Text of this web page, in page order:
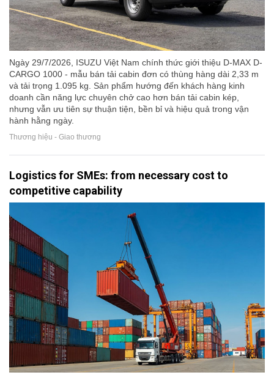
Ngày 29/7/2026, ISUZU Việt Nam chính thức giới thiệu D-MAX D-
CARGO 1000 - mẫu bán tải cabin đơn có thùng hàng dài 2,33 m
và tải trọng 1.095 kg. Sản phẩm hướng đến khách hàng kinh
doanh cần năng lực chuyên chở cao hơn bán tải cabin kép,
nhưng vẫn ưu tiên sự thuận tiện, bền bỉ và hiệu quả trong vận
hành hằng ngày.
Thương hiệu - Giao thương
Logistics for SMEs: from necessary cost to
competitive capability